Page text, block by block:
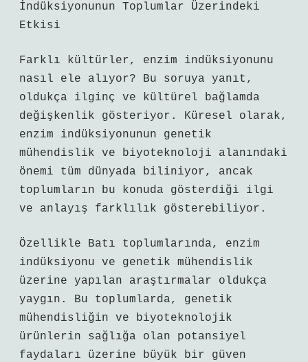
İndüksiyonunun Toplumlar Üzerindeki
Etkisi
Farklı kültürler, enzim indüksiyonunu
nasıl ele alıyor? Bu soruya yanıt,
oldukça ilginç ve kültürel bağlamda
değişkenlik gösteriyor. Küresel olarak,
enzim indüksiyonunun genetik
mühendislik ve biyoteknoloji alanındaki
önemi tüm dünyada biliniyor, ancak
toplumların bu konuda gösterdiği ilgi
ve anlayış farklılık gösterebiliyor.
Özellikle Batı toplumlarında, enzim
indüksiyonu ve genetik mühendislik
üzerine yapılan araştırmalar oldukça
yaygın. Bu toplumlarda, genetik
mühendisliğin ve biyoteknolojik
ürünlerin sağlığa olan potansiyel
faydaları üzerine büyük bir güven